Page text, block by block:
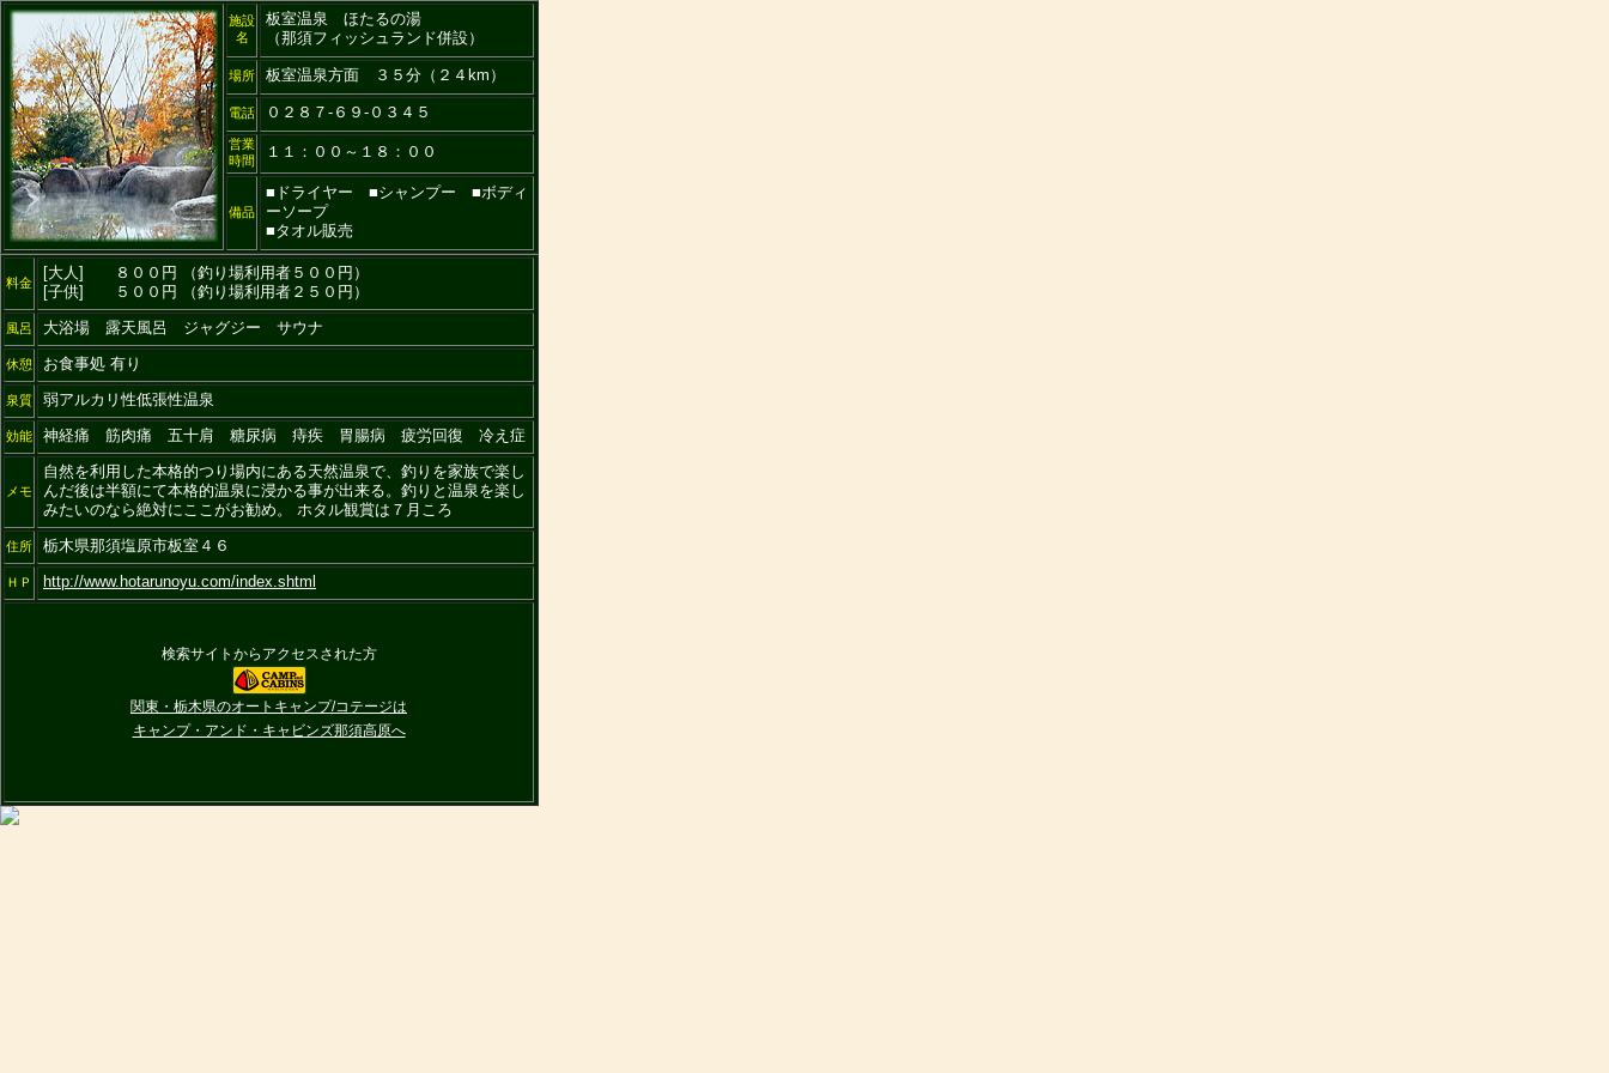
施設
名
板室温泉 ほたるの湯
（那須フィッシュランド併設）
場所 板室温泉方面 ３５分（２４km）
電話 ０２８７-６９-０３４５
営業
時間
１１：００～１８：００
備品
■ドライヤー ■シャンプー ■ボディ
ーソープ
■タオル販売
料金
[大人] ８００円 （釣り場利用者５００円）
[子供] ５００円 （釣り場利用者２５０円）
風呂 大浴場 露天風呂 ジャグジー サウナ
休憩 お食事処 有り
泉質 弱アルカリ性低張性温泉
効能 神経痛 筋肉痛 五十肩 糖尿病 痔疾 胃腸病 疲労回復 冷え症
メモ
自然を利用した本格的つり場内にある天然温泉で、釣りを家族で楽し
んだ後は半額にて本格的温泉に浸かる事が出来る。釣りと温泉を楽し
みたいのなら絶対にここがお勧め。 ホタル観賞は７月ころ
住所 栃木県那須塩原市板室４６
ＨＰ http://www.hotarunoyu.com/index.shtml
検索サイトからアクセスされた方
関東・栃木県のオートキャンプ/コテージは
キャンプ・アンド・キャビンズ那須高原へ